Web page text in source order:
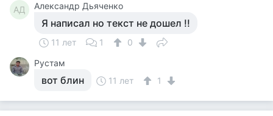
АД Александр Дьяченко
Я написал но текст не дошел !!
11 лет 1
0
Рустам
вот блин 11 лет 1